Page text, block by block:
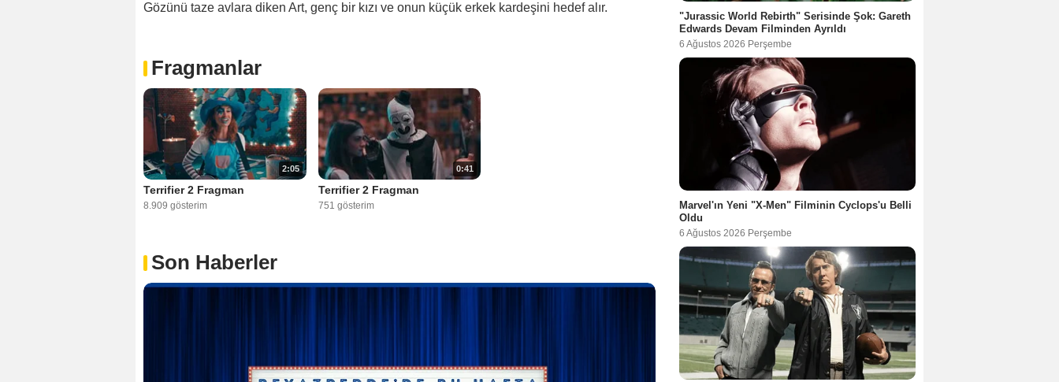
Gözünü taze avlara diken Art, genç bir kızı ve onun küçük erkek kardeşini hedef alır.
Fragmanlar
2:05
Terrifier 2 Fragman
8.909 gösterim
0:41
Terrifier 2 Fragman
751 gösterim
Son Haberler
"Jurassic World Rebirth" Serisinde Şok: Gareth
Edwards Devam Filminden Ayrıldı
6 Ağustos 2026 Perşembe
Marvel'ın Yeni "X-Men" Filminin Cyclops'u Belli
Oldu
6 Ağustos 2026 Perşembe